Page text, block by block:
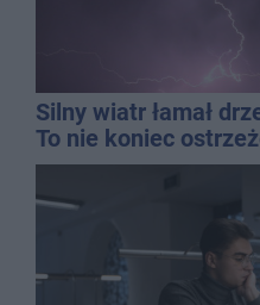
Silny wiatr łamał
To nie koniec